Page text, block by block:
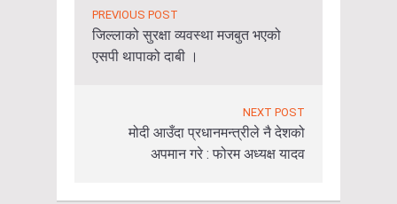
PREVIOUS POST
जिल्लाको सुरक्षा व्यवस्था मजबुत भएको
एसपी थापाको दाबी ।
NEXT POST
मोदी आउँदा प्रधानमन्त्रीले नै देशको
अपमान गरे : फोरम अध्यक्ष यादव